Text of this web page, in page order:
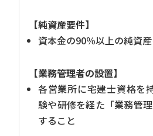
【純資産要件】
資本金の90％以上の純資
【業務管理者の設置】
各営業所に宅建士資格を
験や研修を経た「業務管
すること